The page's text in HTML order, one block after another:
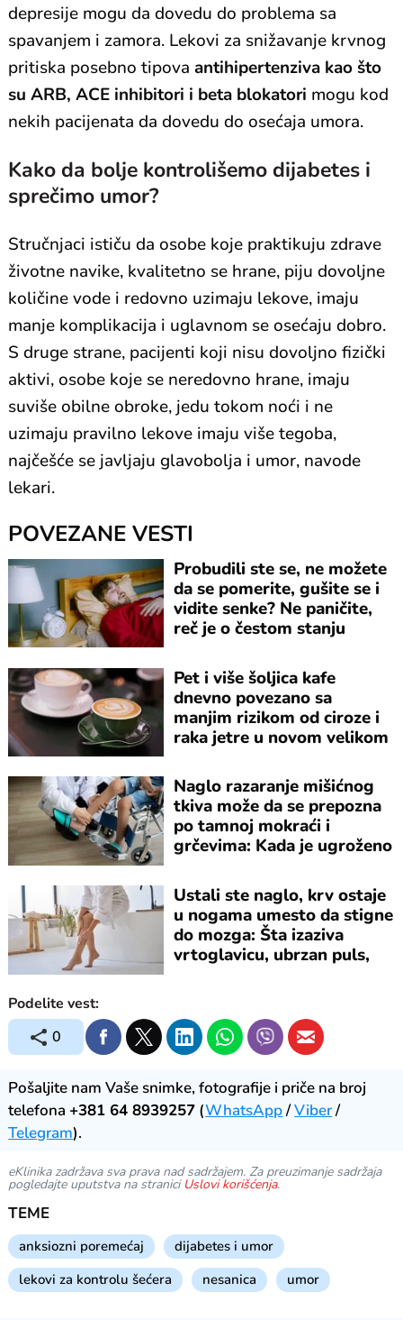
depresije mogu da dovedu do problema sa
spavanjem i zamora. Lekovi za snižavanje krvnog
pritiska posebno tipovaantihipertenziva kao što
su ARB, ACE inhibitori i beta blokatori mogu kod
nekih pacijenata da dovedu do osećaja umora.
Kako da bolje kontrolišemo dijabetes i
sprečimo umor?
Stručnjaci ističu da osobe koje praktikuju zdrave
životne navike, kvalitetno se hrane, piju dovoljne
količine vode i redovno uzimaju lekove, imaju
manje komplikacija i uglavnom se osećaju dobro.
S druge strane, pacijenti koji nisu dovoljno fizički
aktivi, osobe koje se neredovno hrane, imaju
suviše obilne obroke, jedu tokom noći i ne
uzimaju pravilno lekove imaju više tegoba,
najčešće se javljaju glavobolja i umor, navode
lekari.
POVEZANE VESTI
Probudili ste se, ne možete
da se pomerite, gušite se i
vidite senke? Ne paničite,
reč je o čestom stanju
Pet i više šoljica kafe
dnevno povezano sa
manjim rizikom od ciroze i
raka jetre u novom velikom
Naglo razaranje mišićnog
tkiva može da se prepozna
po tamnoj mokraći i
grčevima: Kada je ugroženo
Ustali ste naglo, krv ostaje
u nogama umesto da stigne
do mozga: Šta izaziva
vrtoglavicu, ubrzan puls,
Podelite vest:
0
Pošaljite nam Vaše snimke, fotografije i priče na broj
telefona +381 64 8939257 (WhatsApp/Viber/
Telegram).
eKlinika zadržava sva prava nad sadržajem. Za preuzimanje sadržaja
pogledajte uputstva na stranici Uslovi korišćenja.
TEME
anksiozni poremećaj
dijabetes i umor
lekovi za kontrolu šećera
nesanica umor